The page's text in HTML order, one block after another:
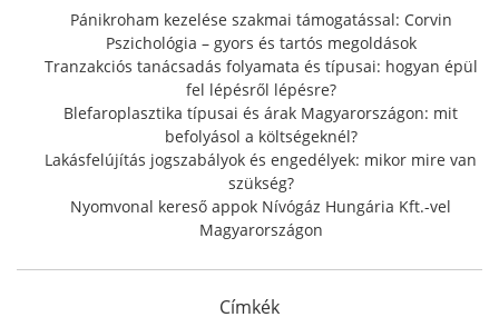
r
:
Pánikroham kezelése szakmai támogatással: Corvin
Pszichológia – gyors és tartós megoldások
Tranzakciós tanácsadás folyamata és típusai: hogyan épül
fel lépésről lépésre?
Blefaroplasztika típusai és árak Magyarországon: mit
befolyásol a költségeknél?
Lakásfelújítás jogszabályok és engedélyek: mikor mire van
szükség?
Nyomvonal kereső appok Nívógáz Hungária Kft.-vel
Magyarországon
Címkék